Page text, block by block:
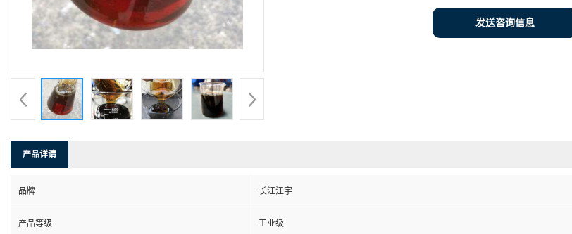
发送咨询信息
产品详请
品牌 长江江宇
产品等级 工业级